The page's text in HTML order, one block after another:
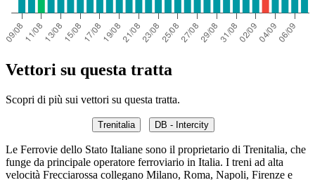
Vettori su questa tratta
Scopri di più sui vettori su questa tratta.
Trenitalia DB - Intercity
Le Ferrovie dello Stato Italiane sono il proprietario di Trenitalia, che
funge da principale operatore ferroviario in Italia. I treni ad alta
velocità Frecciarossa collegano Milano, Roma, Napoli, Firenze e